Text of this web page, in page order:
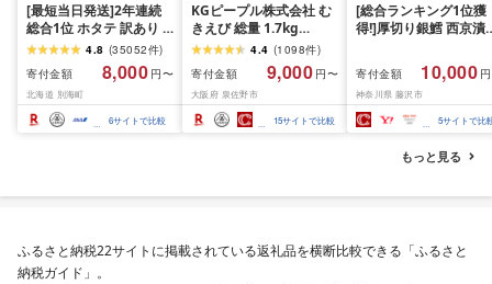
[最短当日発送]2年連続
総合1位 ホタテ 訳あり (
ふるさと納税 ほたて ふ
るさと納税 訳あり 帆立
ふるさと わけあり ホタ
テ貝柱 貝 人気 不揃い 刺
身 規格外 魚介 ランキン
グ 海鮮 冷凍 発送時期が
4.8 (35052件)
寄付金額
8,000 円〜
北海道 別海町
6サイトで比較
KGピープル株式会社 む
きえび 総量 1.7kg
(850g×2P) 特大 5Lサイ
ズ バナメイエビ バラ凍
結 下処理不要 サイズ不
揃い 訳あり
4.4 (1098件)
寄付金額
9,000 円〜
大阪府 泉佐野市
15サイトで比較
[総合ランキング1位獲
得!]厚切り銀鱈 西京漬
約 1,000g (約 100g ×
切) 西京味噌 西京みそ
噌漬け みそ 味噌 鮮魚
介 銀だら 銀ダラ ギン
ラ ぎんだら 鱈 タラ 魚
西京焼き 西京漬 西京
き 冷凍 厳選 鮮魚 漬け
礼品 おかず おつまみ
南 藤沢
寄付金額 10,000
神奈川県 藤沢市
5サイトで比
もっと見る
ふるさと納税22サイトに掲載されている返礼品を横断比較できる「ふるさと
納税ガイド」。